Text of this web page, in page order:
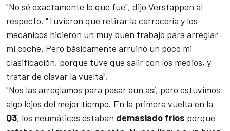
"No sé exactamente lo que fue", dijo Verstappen al
respecto. "Tuvieron que retirar la carrocería y los
mecánicos hicieron un muy buen trabajo para arreglar
mi coche. Pero básicamente arruinó un poco mi
clasificación, porque tuve que salir con los medios, y
tratar de clavar la vuelta".
"Nos las arreglamos para pasar aun así, pero estuvimos
algo lejos del mejor tiempo. En la primera vuelta en la
Q3, los neumáticos estaban demasiado fríos porque